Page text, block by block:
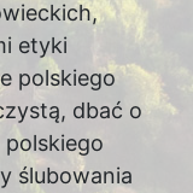
etyki
polskiego
dbać o
polskiego
ślubowania